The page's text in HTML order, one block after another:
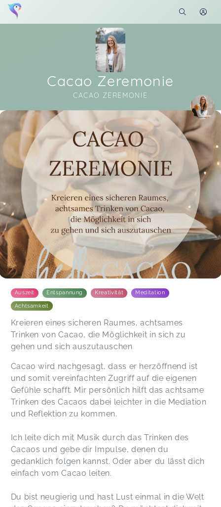
Cacao Zeremonie
CACAO ZEREMONIE
Soon you will learn more about me here...
Auszeit Entspannung Kreativität Meditation
Achtsamkeit
Kreieren eines sicheren Raumes, achtsames
Trinken von Cacao, die Möglichkeit in sich zu
gehen und sich auszutauschen
Cacao wird nachgesagt, dass er herzöffnend ist
und somit vereinfachten Zugriff auf die eigenen
Gefühle schafft. Mir persönlich hilft das achtsame
Trinken des Cacaos dabei leichter in die Mediation
und Reflektion zu kommen.
Ich leite dich mit Musik durch das Trinken des
Cacaos und gebe dir Impulse, denen du
gedanklich folgen kannst. Oder aber du lässt dich
einfach vom Cacao leiten.
Du bist neugierig und hast Lust einmal in die Welt